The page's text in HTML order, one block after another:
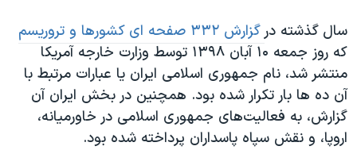
سال گذشته درگزارش ۳۳۲ صفحه ای کشورها و تروریسم
که روز جمعه ۱۰ آبان ۱۳۹۸ توسط وزارت خارجه آمریکا
منتشر شد، نام جمهوری اسلامی ایران یا عبارات مرتبط با
آن ده ها بار تکرار شده بود. همچنین در بخش ایران آن
گزارش، به فعالیت‌های جمهوری اسلامی در خاورمیانه،
اروپا، و نقش سپاه پاسداران پرداخته شده بود.